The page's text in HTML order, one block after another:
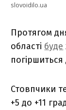
slovoidilo.ua
Протягом
області буде
Стовпчики
+5 до +11